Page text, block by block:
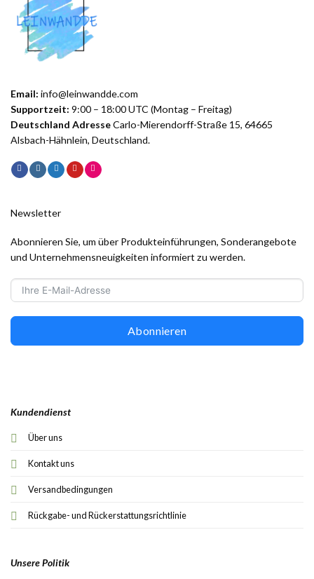
Email: info@leinwandde.com
Supportzeit: 9:00 – 18:00 UTC (Montag – Freitag)
Deutschland AdresseCarlo-Mierendorff-Straße 15, 64665
Alsbach-Hähnlein, Deutschland.
Kundendienst
Über uns
Kontakt uns
Versandbedingungen
Rückgabe- und Rückerstattungsrichtlinie
Unsere Politik
Newsletter
Abonnieren Sie, um über Produkteinführungen, Sonderangebote
und Unternehmensneuigkeiten informiert zu werden.
Abonnieren